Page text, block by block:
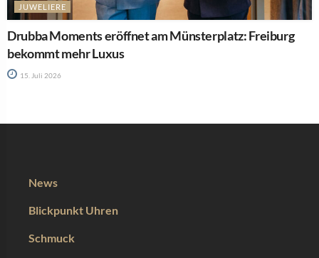
JUWELIERE
Drubba Moments eröffnet am Münsterplatz: Freiburg
bekommt mehr Luxus
15. Juli 2026
News
Blickpunkt Uhren
Schmuck